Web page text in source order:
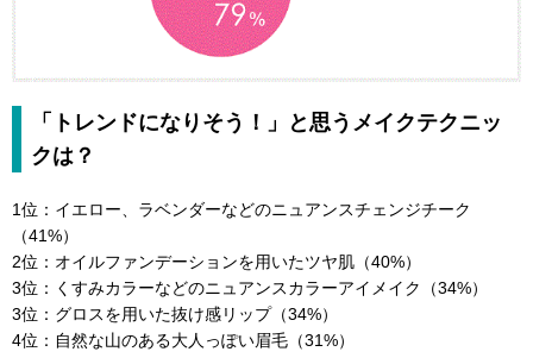
「トレンドになりそう！」と思うメイクテクニッ
クは？
1位：イエロー、ラベンダーなどのニュアンスチェンジチーク
（41%）
2位：オイルファンデーションを用いたツヤ肌（40%）
3位：くすみカラーなどのニュアンスカラーアイメイク（34%）
3位：グロスを用いた抜け感リップ（34%）
4位：自然な山のある大人っぽい眉毛（31%）